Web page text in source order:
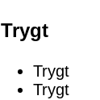
Trygt
Trygt
Trygt